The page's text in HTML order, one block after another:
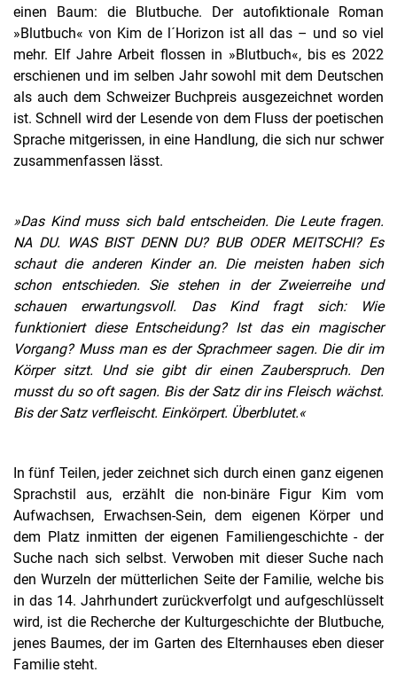
einen Baum: die Blutbuche. Der autofiktionale Roman
»Blutbuch« von Kim de l´Horizon ist all das – und so viel
mehr. Elf Jahre Arbeit flossen in »Blutbuch«, bis es 2022
erschienen und im selben Jahr sowohl mit dem Deutschen
als auch dem Schweizer Buchpreis ausgezeichnet worden
ist. Schnell wird der Lesende von dem Fluss der poetischen
Sprache mitgerissen, in eine Handlung, die sich nur schwer
zusammenfassen lässt.
»Das Kind muss sich bald entscheiden. Die Leute fragen.
NA DU. WAS BIST DENN DU? BUB ODER MEITSCHI? Es
schaut die anderen Kinder an. Die meisten haben sich
schon entschieden. Sie stehen in der Zweierreihe und
schauen erwartungsvoll. Das Kind fragt sich: Wie
funktioniert diese Entscheidung? Ist das ein magischer
Vorgang? Muss man es der Sprachmeer sagen. Die dir im
Körper sitzt. Und sie gibt dir einen Zauberspruch. Den
musst du so oft sagen. Bis der Satz dir ins Fleisch wächst.
Bis der Satz verfleischt. Einkörpert. Überblutet.«
In fünf Teilen, jeder zeichnet sich durch einen ganz eigenen
Sprachstil aus, erzählt die non-binäre Figur Kim vom
Aufwachsen, Erwachsen-Sein, dem eigenen Körper und
dem Platz inmitten der eigenen Familiengeschichte - der
Suche nach sich selbst. Verwoben mit dieser Suche nach
den Wurzeln der mütterlichen Seite der Familie, welche bis
in das 14. Jahrhundert zurückverfolgt und aufgeschlüsselt
wird, ist die Recherche der Kulturgeschichte der Blutbuche,
jenes Baumes, der im Garten des Elternhauses eben dieser
Familie steht.